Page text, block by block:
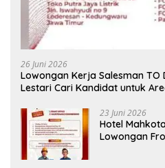
26 Juni 2026
Lowongan Kerja Salesman TO
Lestari Cari Kandidat untuk
23 Juni 2026
Hotel
Lowongan